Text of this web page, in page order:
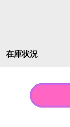
在庫状況